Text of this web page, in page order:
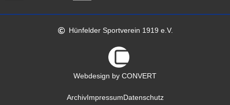
Hünfelder Sportverein 1919 e.V.
Webdesign by CONVERT
ArchivImpressum Datenschutz